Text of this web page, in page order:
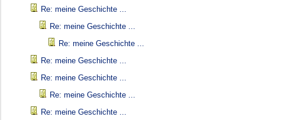
Re: meine Geschichte ...
Re: meine Geschichte ...
Re: meine Geschichte ...
Re: meine Geschichte ...
Re: meine Geschichte ...
Re: meine Geschichte ...
Re: meine Geschichte ...